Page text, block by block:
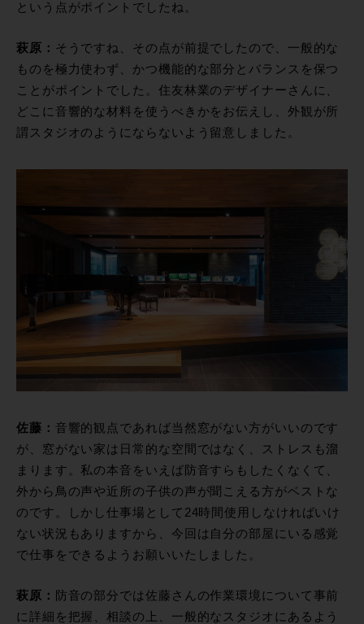
という点がポイントでしたね。
萩原： そうですね、その点が前提でしたので、一般的な
ものを極力使わず、かつ機能的な部分とバランスを保つ
ことがポイントでした。住友林業のデザイナーさんに、
どこに音響的な材料を使うべきかをお伝えし、外観が所
謂スタジオのようにならないよう留意しました。
佐藤： 音響的観点であれば当然窓がない方がいいのです
が、窓がない家は日常的な空間ではなく、ストレスも溜
まります。私の本音をいえば防音すらもしたくなくて、
外から鳥の声や近所の子供の声が聞こえる方がベストな
のです。しかし仕事場として24時間使用しなければいけ
ない状況もありますから、今回は自分の部屋にいる感覚
で仕事をできるようお願いいたしました。
萩原： 防音の部分では佐藤さんの作業環境について事前
に詳細を把握、相談の上、一般的なスタジオにあるよう